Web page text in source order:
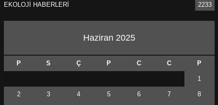
EKOLOJİ HABERLERİ 2233
Haziran 2025
P S Ç P C C P
1
2 3 4 5 6 7 8